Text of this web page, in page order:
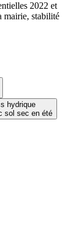
hydrique
sol sec en été
2022 et
mairie, stabilité